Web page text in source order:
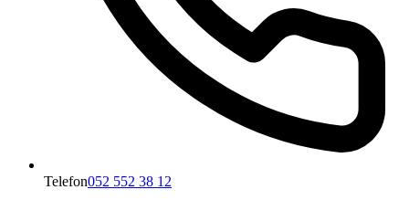
Telefon052 552 38 12